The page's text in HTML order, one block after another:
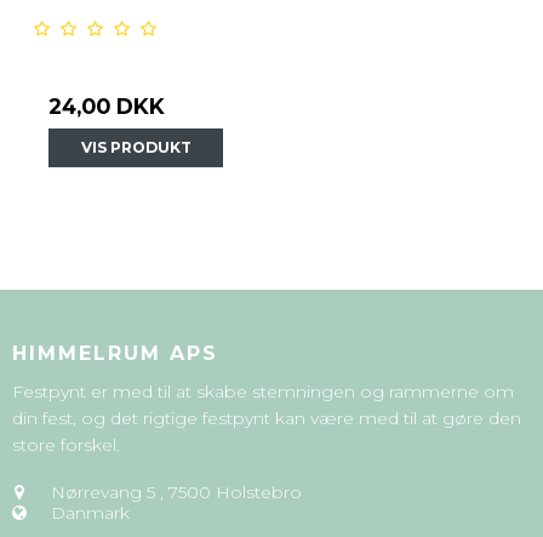
24,00 DKK
VIS PRODUKT
HIMMELRUM APS
Festpynt er med til at skabe stemningen og rammerne om
din fest, og det rigtige festpynt kan være med til at gøre den
store forskel.
Nørrevang 5 , 7500 Holstebro
Danmark